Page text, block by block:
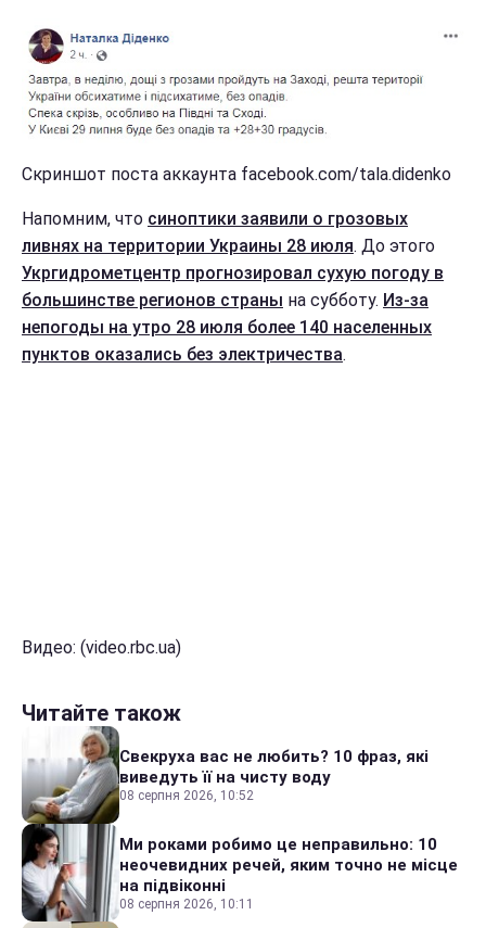
Скриншот поста аккаунта facebook.com/tala.didenko
Напомним, что синоптики заявили о грозовых
ливнях на территории Украины 28 июля. До этого
Укргидрометцентр прогнозировал сухую погоду в
большинстве регионов страны на субботу. Из-за
непогоды на утро 28 июля более 140 населенных
пунктов оказались без электричества.
Видео: (video.rbc.ua)
Читайте також
Свекруха вас не любить? 10 фраз, які
виведуть її на чисту воду
08 серпня 2026, 10:52
Ми роками робимо це неправильно: 10
неочевидних речей, яким точно не місце
на підвіконні
08 серпня 2026, 10:11